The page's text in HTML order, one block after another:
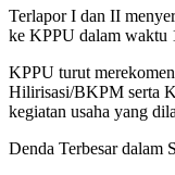
Terlapor I dan II
ke KPPU dalam waktu
KPPU turut
Hilirisasi/BKPM serta
kegiatan usaha yang
Denda Terbesar dalam